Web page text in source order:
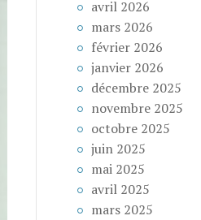
avril 2026
mars 2026
février 2026
janvier 2026
décembre 2025
novembre 2025
octobre 2025
juin 2025
mai 2025
avril 2025
mars 2025